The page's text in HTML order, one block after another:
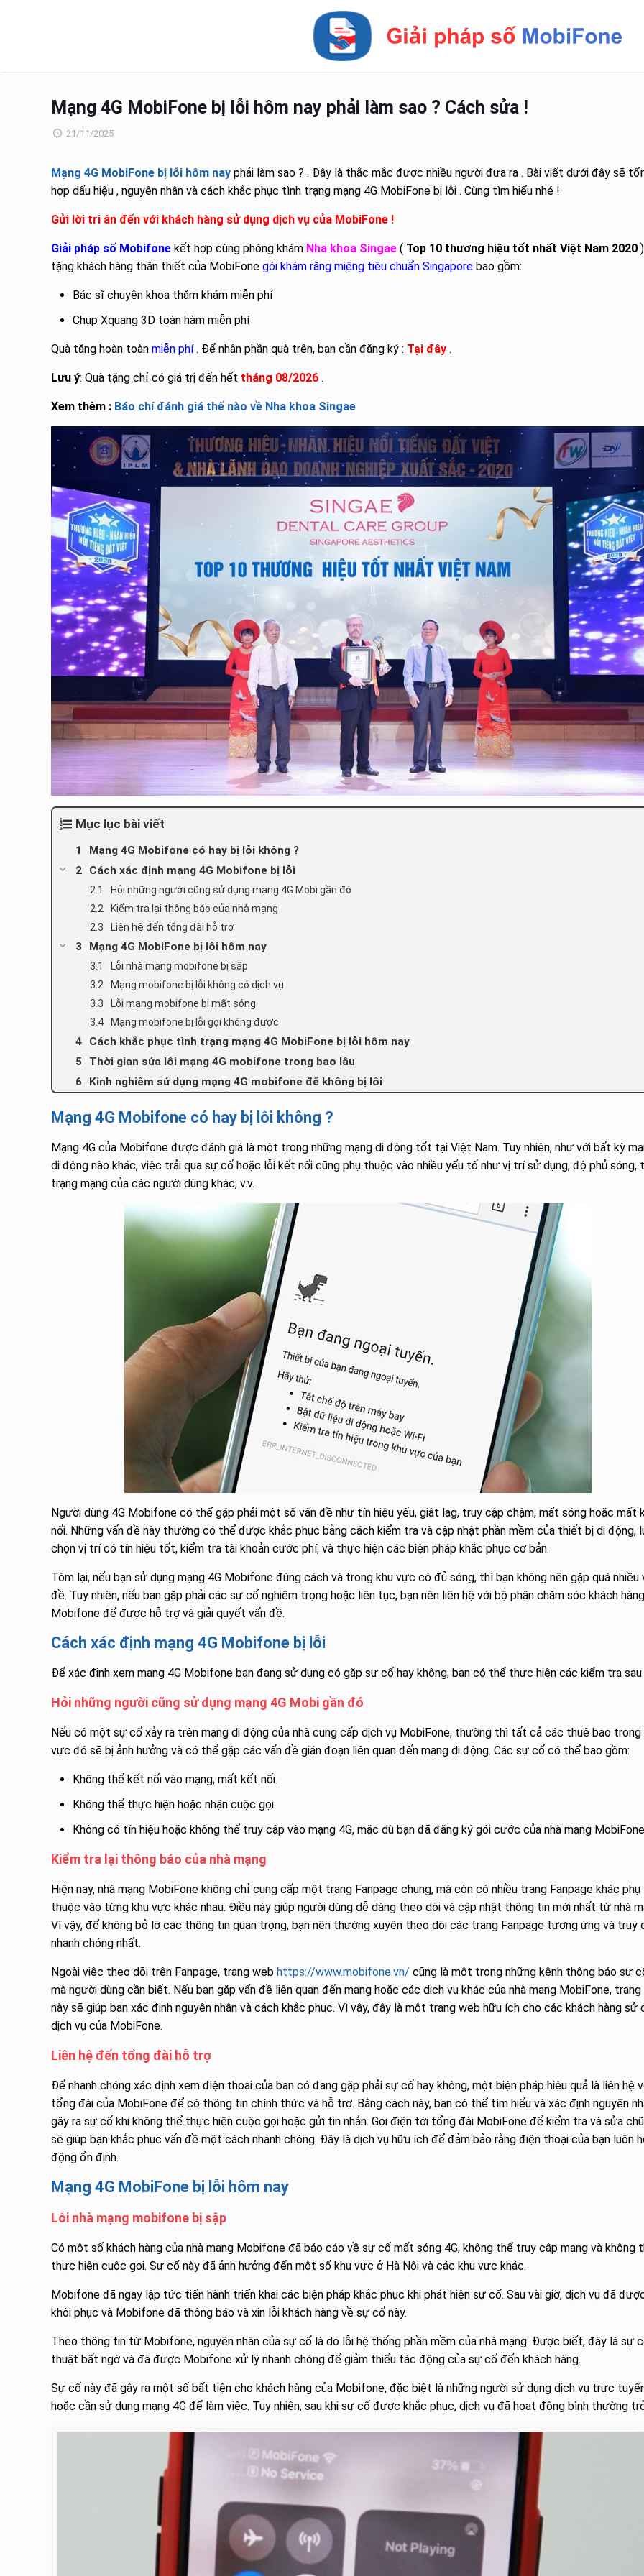
Mạng 4G MobiFone bị lỗi hôm nay phải làm sao ? Cách sửa !
21/11/2025
Mạng 4G MobiFone bị lỗi hôm nayphải làm sao ? . Đây là thắc mắc được nhiều người đưa ra . Bài viết dưới đây sẽ
hợp dấu hiệu , nguyên nhân và cách khắc phục tình trạng mạng 4G MobiFone bị lỗi . Cùng tìm hiểu nhé !
Gửi lời tri ân đến với khách hàng sử dụng dịch vụ của MobiFone !
Giải pháp số Mobifonekết hợp cùng phòng khám Nha khoa Singae( Top 10 thương hiệu tốt nhất Việt Nam 2020)
tặng khách hàng thân thiết của MobiFone gói khám răng miệng tiêu chuẩn Singaporebao gồm:
Bác sĩ chuyên khoa thăm khám miễn phí
Chụp Xquang 3D toàn hàm miễn phí
Quà tặng hoàn toàn miễn phí. Để nhận phần quà trên, bạn cần đăng ký : Tại đây.
Lưu ý: Quà tặng chỉ có giá trị đến hết tháng 08/2026 .
Xem thêm : Báo chí đánh giá thế nào về Nha khoa Singae
Mục lục bài viết
Mạng 4G Mobifone có hay bị lỗi không ?
Cách xác định mạng 4G Mobifone bị lỗi
Hỏi những người cũng sử dụng mạng 4G Mobi gần đó
Kiểm tra lại thông báo của nhà mạng
Liên hệ đến tổng đài hỗ trợ
Mạng 4G MobiFone bị lỗi hôm nay
Lỗi nhà mạng mobifone bị sập
Mạng mobifone bị lỗi không có dịch vụ
Lỗi mạng mobifone bị mất sóng
Mạng mobifone bị lỗi gọi không được
Cách khắc phục tình trạng mạng 4G MobiFone bị lỗi hôm nay
Thời gian sửa lỗi mạng 4G mobifone trong bao lâu
Kinh nghiêm sử dụng mạng 4G mobifone để không bị lỗi
Mạng 4G Mobifone có hay bị lỗi không ?
Mạng 4G của Mobifone được đánh giá là một trong những mạng di động tốt tại Việt Nam. Tuy nhiên, như với bất kỳ
di động nào khác, việc trải qua sự cố hoặc lỗi kết nối cũng phụ thuộc vào nhiều yếu tố như vị trí sử dụng, độ phủ sóng,
trạng mạng của các người dùng khác, v.v.
Người dùng 4G Mobifone có thể gặp phải một số vấn đề như tín hiệu yếu, giật lag, truy cập chậm, mất sóng hoặc mất
nối. Những vấn đề này thường có thể được khắc phục bằng cách kiểm tra và cập nhật phần mềm của thiết bị di động,
chọn vị trí có tín hiệu tốt, kiểm tra tài khoản cước phí, và thực hiện các biện pháp khắc phục cơ bản.
Tóm lại, nếu bạn sử dụng mạng 4G Mobifone đúng cách và trong khu vực có đủ sóng, thì bạn không nên gặp quá nhiều
đề. Tuy nhiên, nếu bạn gặp phải các sự cố nghiêm trọng hoặc liên tục, bạn nên liên hệ với bộ phận chăm sóc khách
Mobifone để được hỗ trợ và giải quyết vấn đề.
Cách xác định mạng 4G Mobifone bị lỗi
Để xác định xem mạng 4G Mobifone bạn đang sử dụng có gặp sự cố hay không, bạn có thể thực hiện các kiểm tra sau
Hỏi những người cũng sử dụng mạng 4G Mobi gần đó
Nếu có một sự cố xảy ra trên mạng di động của nhà cung cấp dịch vụ MobiFone, thường thì tất cả các thuê bao trong
vực đó sẽ bị ảnh hưởng và có thể gặp các vấn đề gián đoạn liên quan đến mạng di động. Các sự cố có thể bao gồm:
Không thể kết nối vào mạng, mất kết nối.
Không thể thực hiện hoặc nhận cuộc gọi.
Không có tín hiệu hoặc không thể truy cập vào mạng 4G, mặc dù bạn đã đăng ký gói cước của nhà mạng
Kiểm tra lại thông báo của nhà mạng
Hiện nay, nhà mạng MobiFone không chỉ cung cấp một trang Fanpage chung, mà còn có nhiều trang Fanpage khác phụ
thuộc vào từng khu vực khác nhau. Điều này giúp người dùng dễ dàng theo dõi và cập nhật thông tin mới nhất từ nhà
Vì vậy, để không bỏ lỡ các thông tin quan trọng, bạn nên thường xuyên theo dõi các trang Fanpage tương ứng và truy
nhanh chóng nhất.
Ngoài việc theo dõi trên Fanpage, trang web https://www.mobifone.vn/ cũng là một trong những kênh thông báo sự
mà người dùng cần biết. Nếu bạn gặp vấn đề liên quan đến mạng hoặc các dịch vụ khác của nhà mạng MobiFone,
này sẽ giúp bạn xác định nguyên nhân và cách khắc phục. Vì vậy, đây là một trang web hữu ích cho các khách hàng sử
dịch vụ của MobiFone.
Liên hệ đến tổng đài hỗ trợ
Để nhanh chóng xác định xem điện thoại của bạn có đang gặp phải sự cố hay không, một biện pháp hiệu quả là liên hệ
tổng đài của MobiFone để có thông tin chính thức và hỗ trợ. Bằng cách này, bạn có thể tìm hiểu và xác định nguyên
gây ra sự cố khi không thể thực hiện cuộc gọi hoặc gửi tin nhắn. Gọi điện tới tổng đài MobiFone để kiểm tra và sửa
sẽ giúp bạn khắc phục vấn đề một cách nhanh chóng. Đây là dịch vụ hữu ích để đảm bảo rằng điện thoại của bạn luôn
động ổn định.
Mạng 4G MobiFone bị lỗi hôm nay
Lỗi nhà mạng mobifone bị sập
Có một số khách hàng của nhà mạng Mobifone đã báo cáo về sự cố mất sóng 4G, không thể truy cập mạng và không
thực hiện cuộc gọi. Sự cố này đã ảnh hưởng đến một số khu vực ở Hà Nội và các khu vực khác.
Mobifone đã ngay lập tức tiến hành triển khai các biện pháp khắc phục khi phát hiện sự cố. Sau vài giờ, dịch vụ đã
khôi phục và Mobifone đã thông báo và xin lỗi khách hàng về sự cố này.
Theo thông tin từ Mobifone, nguyên nhân của sự cố là do lỗi hệ thống phần mềm của nhà mạng. Được biết, đây là sự
thuật bất ngờ và đã được Mobifone xử lý nhanh chóng để giảm thiểu tác động của sự cố đến khách hàng.
Sự cố này đã gây ra một số bất tiện cho khách hàng của Mobifone, đặc biệt là những người sử dụng dịch vụ trực
hoặc cần sử dụng mạng 4G để làm việc. Tuy nhiên, sau khi sự cố được khắc phục, dịch vụ đã hoạt động bình thường